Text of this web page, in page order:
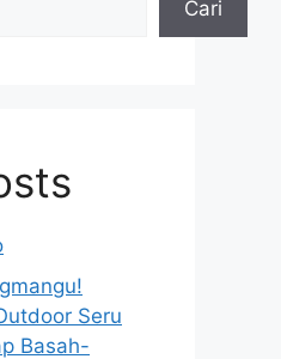
Cari
Seru
Basah-